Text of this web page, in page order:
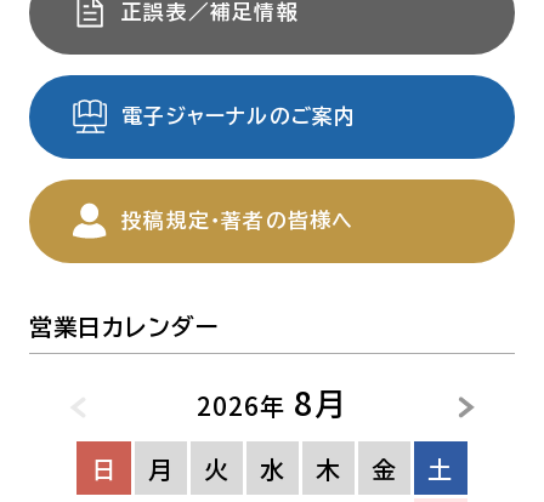
正誤表／補足情報
電子ジャーナルのご案内
投稿規定・著者の皆様へ
営業日カレンダー
2026年 8月
日 月 火 水 木 金
土